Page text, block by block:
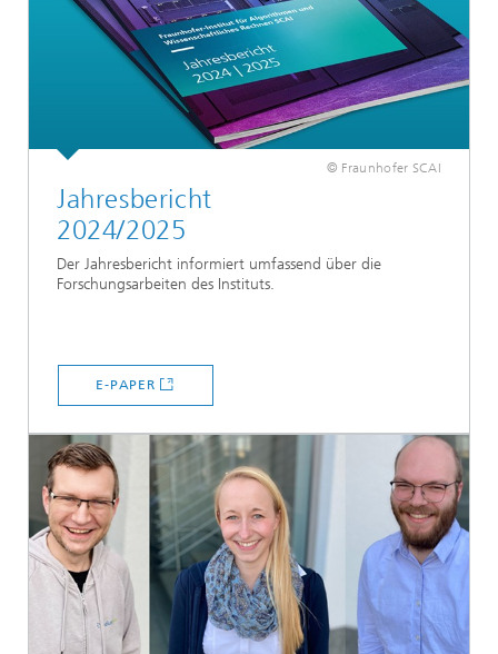
© Fraunhofer SCAI
Jahresbericht
2024/2025
Der Jahresbericht informiert umfassend über die
Forschungsarbeiten des Instituts.
E-PAPER